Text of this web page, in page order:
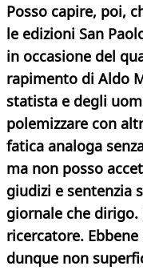
Posso capire, poi,
le edizioni San
in occasione del
rapimento di Aldo
statista e degli
polemizzare con
fatica analoga
ma non posso
giudizi e sentenzia
giornale che
ricercatore.
dunque non